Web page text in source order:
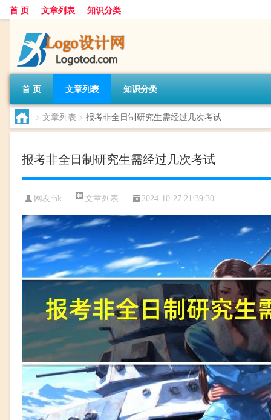
首 页 文章列表 知识分类
首 页 文章列表 知识分类
> 文章列表 > 报考非全日制研究生需经过几次考试
报考非全日制研究生需经过几次考试
网友:bk 文章列表 2024-10-27 21:39:30